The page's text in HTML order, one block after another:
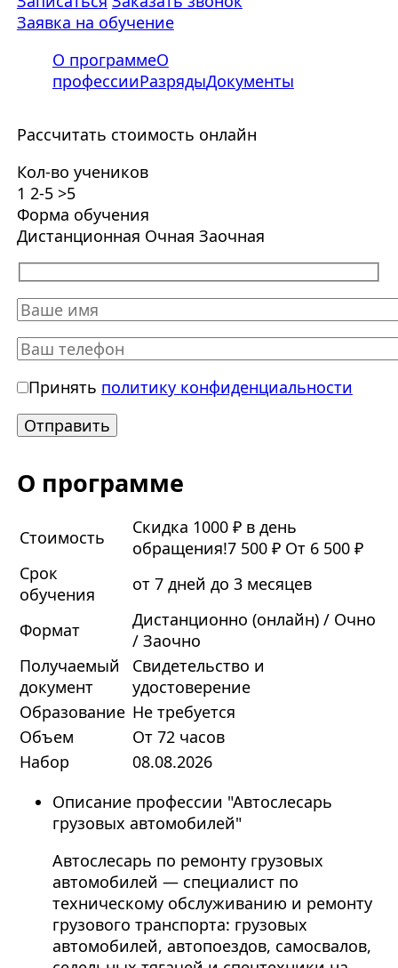
Заявка на обучение
О программеО
профессииРазрядыДокументы
Рассчитать стоимость онлайн
Кол-во учеников
1 2-5 >5
Форма обучения
Дистанционная Очная Заочная
Принять политику конфиденциальности
О программе
Стоимость
Скидка 1000 ₽ в день
обращения!7 500 ₽ От 6 500 ₽
Срок
обучения
от 7 дней до 3 месяцев
Формат
Дистанционно (онлайн) / Очно
/ Заочно
Получаемый
документ
Свидетельство и
удостоверение
Образование Не требуется
Объем
От 72 часов
Набор
08.08.2026
Описание профессии "Автослесарь
грузовых автомобилей"
Автослесарь по ремонту грузовых
автомобилей — специалист по
техническому обслуживанию и ремонту
грузового транспорта: грузовых
автомобилей, автопоездов, самосвалов,